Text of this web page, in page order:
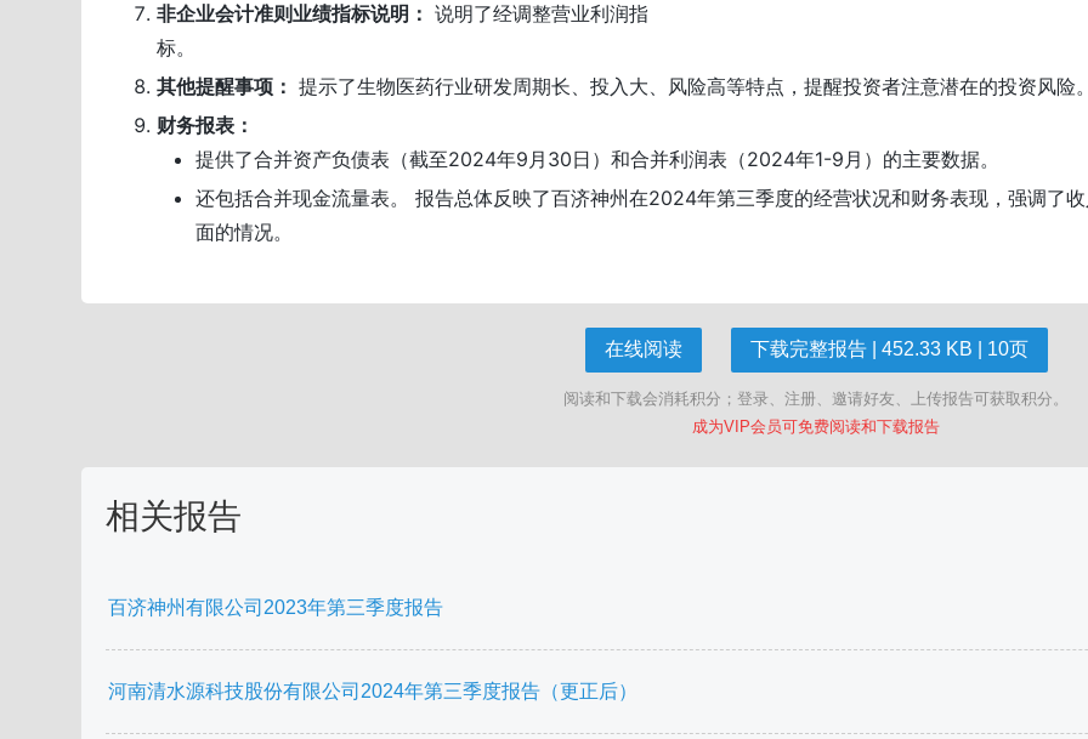
非企业会计准则业绩指标说明： 说明了经调整营业利润指
标。
其他提醒事项： 提示了生物医药行业研发周期长、投入大、风险高等特点，提醒投资者注意潜在的投资风险
财务报表：
提供了合并资产负债表（截至2024年9月30日）和合并利润表（2024年1-9月）的主要数据。
还包括合并现金流量表。 报告总体反映了百济神州在2024年第三季度的经营状况和财务表现，强调了
面的情况。
在线阅读 下载完整报告 | 452.33 KB | 10页
阅读和下载会消耗积分；登录、注册、邀请好友、上传报告可获取积分。
成为VIP会员可免费阅读和下载报告
相关报告
百济神州有限公司2023年第三季度报告
河南清水源科技股份有限公司2024年第三季度报告（更正后）